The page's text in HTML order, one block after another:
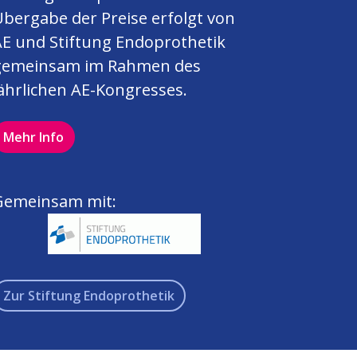
der Preise erfolgt von
und Stiftung Endoprothetik
im Rahmen des
AE-Kongresses.
Mehr Info
mit:
Zur Stiftung Endoprothetik